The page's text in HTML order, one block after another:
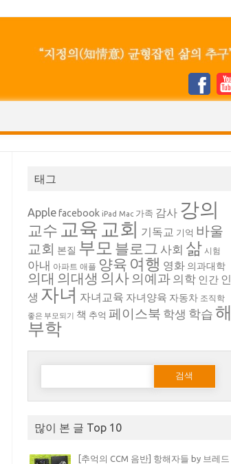
태그
Apple facebook iPad Mac 가족 감사 강의
교수 교육 교회 기독교 기억 바울
교회 본질 부모 블로그 사회 삶 시험
아내 아파트 애플 양육 여행 영화 의과대학
의대 의대생 의사의예과 의학 인간 인
생 자녀 자녀교육 자녀양육 자동차 조직학
좋은 부모되기 책 추억 페이스북 학생 학습 해
부학
다음 검색:
많이 본 글 Top 10
[추억의 CCM 음반] 항해자들 by 브레드